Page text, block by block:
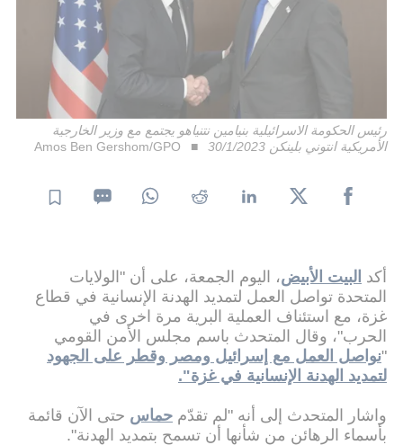
رئيس الحكومة الاسرائيلية بنيامين نتنياهو يجتمع مع وزير الخارجية
الأمريكية انتوني بلينكن 30/1/2023
Amos Ben Gershom/GPO
أكد البيت الأبيض، اليوم الجمعة، على أن "الولايات
المتحدة تواصل العمل لتمديد الهدنة الإنسانية في قطاع
غزة، مع استئناف العملية البرية مرة اخرى في
الحرب"، وقال المتحدث باسم مجلس الأمن القومي
"نواصل العمل مع إسرائيل ومصر وقطر على الجهود
لتمديد الهدنة الإنسانية في غزة".
واشار المتحدث إلى أنه "لم تقدّم حماس حتى الآن قائمة
بأسماء الرهائن من شأنها أن تسمح بتمديد الهدنة".